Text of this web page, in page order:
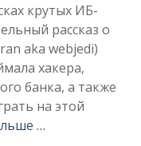
крутых ИБ-
рассказ о
aka webjedi)
хакера,
банка, а также
на этой
…